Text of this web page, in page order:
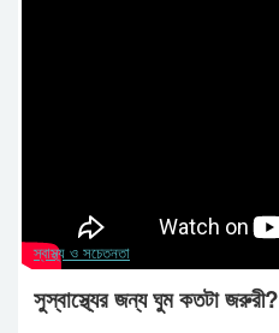
স্বাস্থ্য ও সচেতনতা
সুস্বাস্থ্যের জন্য ঘুম কতটা জরুরী?